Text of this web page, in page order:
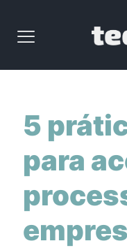
5
para